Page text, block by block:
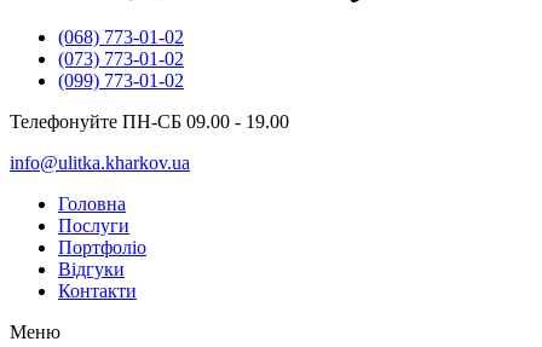
(068) 773-01-02
(073) 773-01-02
(099) 773-01-02
Телефонуйте ПН-СБ 09.00 - 19.00
info@ulitka.kharkov.ua
Головна
Послуги
Портфоліо
Відгуки
Контакти
Меню